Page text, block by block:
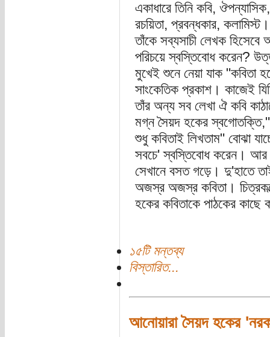
একাধারে তিনি কবি,
রচয়িতা, প্রবন্ধকার,
তাঁকে সব্যসাচী লেখক
পরিচয়ে স্বস্তিবোধ করেন?
মুখেই শুনে নেয়া যাক "কবিতা
সাংকেতিক প্রকাশ। কাজেই
তাঁর অন্য সব লেখা ঐ কবি
মগ্ন সৈয়দ হকের
শুধু কবিতাই লিখতাম" বোঝা
সবচে' স্বস্তিবোধ করেন। আর
সেখানে বসত গড়ে। দু'হাতে
অজস্র অজস্র কবিতা।
হকের কবিতাকে পাঠকের
১৫টি মন্তব্য
বিস্তারিত...
আনোয়ারা সৈয়দ হকের